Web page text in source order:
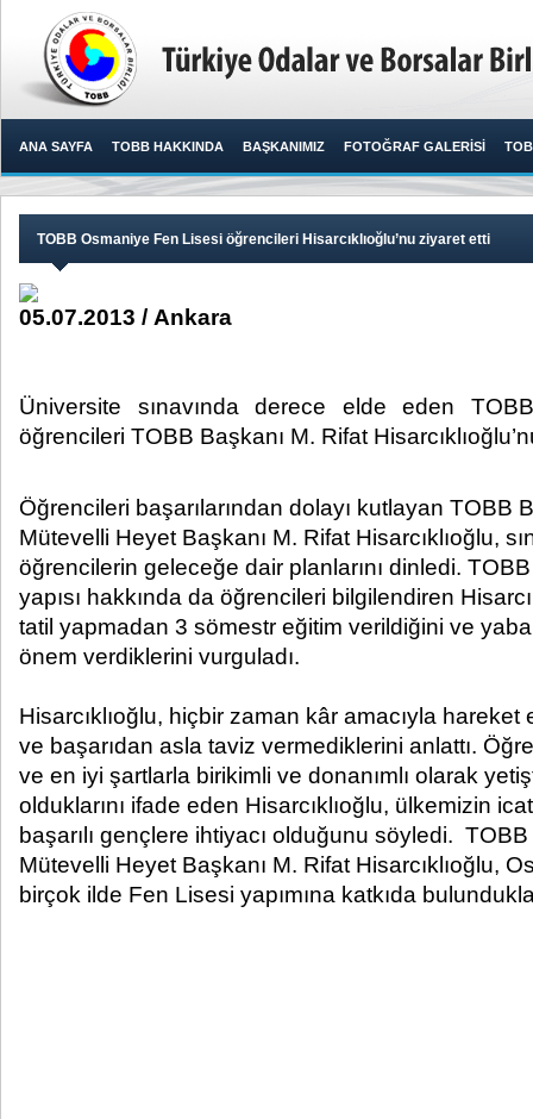
ANA SAYFA TOBB HAKKINDA BAŞKANIMIZ FOTOĞRAF GALERİSİ
TOBB Osmaniye Fen Lisesi öğrencileri Hisarcıklıoğlu’nu ziyaret etti
05.07.2013 / Ankara
Üniversite sınavında derece elde eden
öğrencileri TOBB Başkanı M. Rifat
Öğrencileri başarılarından dolayı kutlayan TOBB
Mütevelli Heyet Başkanı M. Rifat Hisarcıklıoğlu,
öğrencilerin geleceğe dair planlarını dinledi. TOBB
yapısı hakkında da öğrencileri bilgilendiren
tatil yapmadan 3 sömestr eğitim verildiğini ve
önem verdiklerini vurguladı.
Hisarcıklıoğlu, hiçbir zaman kâr amacıyla
ve başarıdan asla taviz vermediklerini anlattı.
ve en iyi şartlarla birikimli ve donanımlı olarak
olduklarını ifade eden Hisarcıklıoğlu, ülkemizin
başarılı gençlere ihtiyacı olduğunu söyledi.
Mütevelli Heyet Başkanı M. Rifat Hisarcıklıoğlu,
birçok ilde Fen Lisesi yapımına katkıda